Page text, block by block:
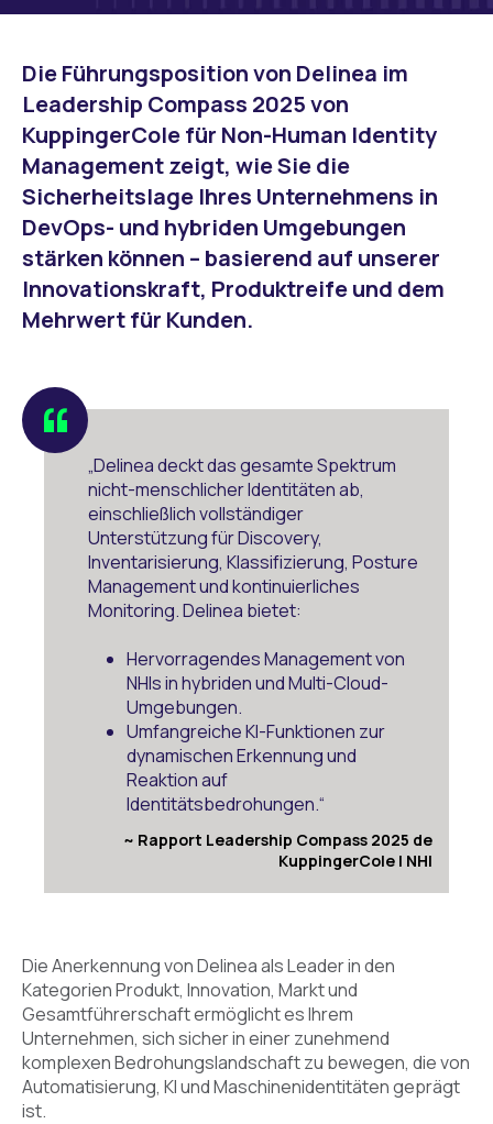
Die Führungsposition von Delinea im
Leadership Compass 2025 von
KuppingerCole für Non-Human Identity
Management zeigt, wie Sie die
Sicherheitslage Ihres Unternehmens in
DevOps- und hybriden Umgebungen
stärken können – basierend auf unserer
Innovationskraft, Produktreife und dem
Mehrwert für Kunden.
“ „Delinea deckt das gesamte Spektrum
nicht-menschlicher Identitäten ab,
einschließlich vollständiger
Unterstützung für Discovery,
Inventarisierung, Klassifizierung, Posture
Management und kontinuierliches
Monitoring. Delinea bietet:
Hervorragendes Management von
NHIs in hybriden und Multi-Cloud-
Umgebungen.
Umfangreiche KI-Funktionen zur
dynamischen Erkennung und
Reaktion auf
Identitätsbedrohungen.“
~ Rapport Leadership Compass 2025 de
KuppingerCole | NHI
Die Anerkennung von Delinea als Leader in den
Kategorien Produkt, Innovation, Markt und
Gesamtführerschaft ermöglicht es Ihrem
Unternehmen, sich sicher in einer zunehmend
komplexen Bedrohungslandschaft zu bewegen, die von
Automatisierung, KI und Maschinenidentitäten geprägt
ist.